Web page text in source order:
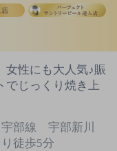
女性にも大人気♪賑
でじっくり焼き上
宇部線 宇部新川
徒歩5分